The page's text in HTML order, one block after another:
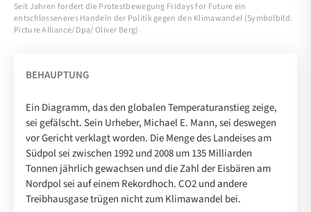
Seit Jahren fordert die Protestbewegung Fridays for Future ein
entschlosseneres Handeln der Politik gegen den Klimawandel (Symbolbild:
Picture Alliance/ Dpa/ Oliver Berg)
BEHAUPTUNG
Ein Diagramm, das den globalen Temperaturanstieg zeige,
sei gefälscht. Sein Urheber, Michael E. Mann, sei deswegen
vor Gericht verklagt worden. Die Menge des Landeises am
Südpol sei zwischen 1992 und 2008 um 135 Milliarden
Tonnen jährlich gewachsen und die Zahl der Eisbären am
Nordpol sei auf einem Rekordhoch. CO2 und andere
Treibhausgase trügen nicht zum Klimawandel bei.